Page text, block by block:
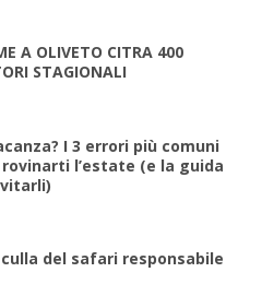
A OLIVETO CITRA 400
STAGIONALI
I 3 errori più comuni
l’estate (e la guida
del safari responsabile